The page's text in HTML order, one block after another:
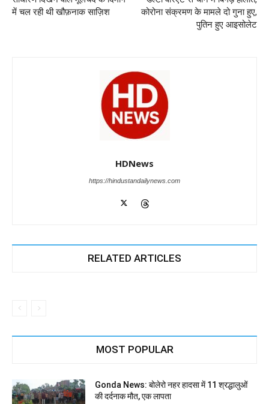
o
p
er
में चल रही थी खौफ़नाक साज़िश
कोरोना संक्रमण के मामले दो गुना हुए,
पुतिन हुए आइसोलेट
HDNews
https://hindustandailynews.com
RELATED ARTICLES
MOST POPULAR
Gonda News: बोलेरो नहर हादसा में 11 श्रद्धालुओं
की दर्दनाक मौत, एक लापता